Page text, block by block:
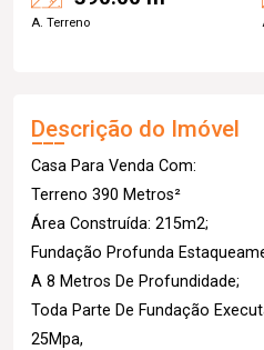
A. Terreno
Descrição do Imóvel
Casa Para Venda Com:
Terreno 390 Metros²
Área Construída: 215m2;
Fundação Profunda
A 8 Metros De Profundidade;
Toda Parte De Fundação
25Mpa,